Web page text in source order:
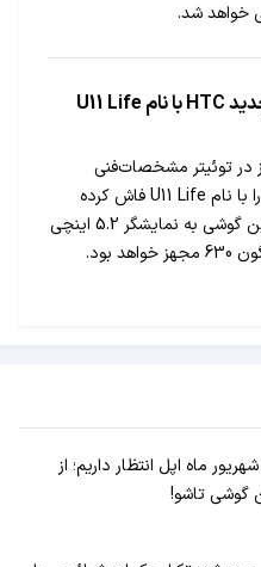
مشخصات میان‏‎رده جدید HTC با نام U11 Life
در توئیتر مشخصات‌فنی
میان‏رده جدید اچ‌تی‏‌سی را با نام U11 Life فاش کرده
است. بر همین اساس، این گوشی به نمایشگر 5.2 اینچی
ماه اپل انتظار داریم؛ از